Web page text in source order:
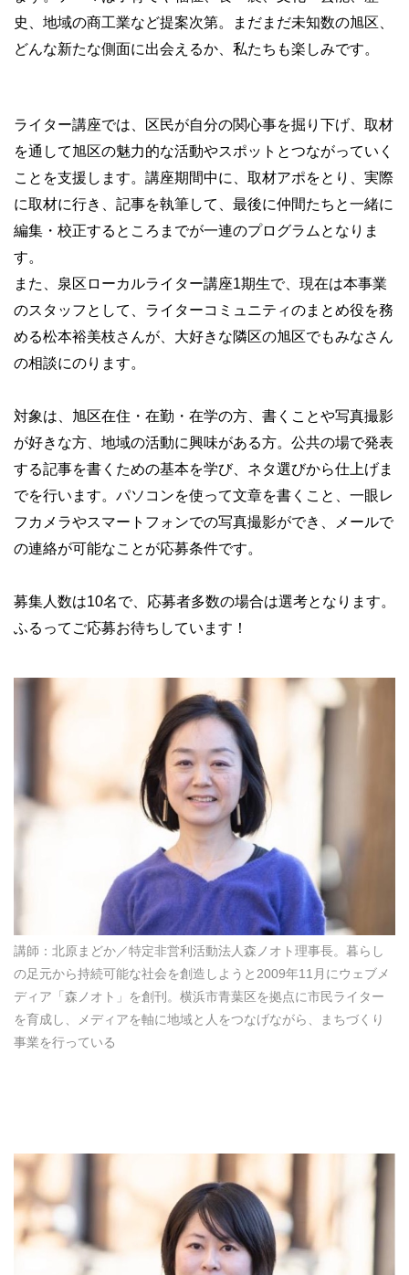
史、地域の商工業など提案次第。まだまだ未知数の旭区、
どんな新たな側面に出会えるか、私たちも楽しみです。
ライター講座では、区民が自分の関心事を掘り下げ、取材
を通して旭区の魅力的な活動やスポットとつながっていく
ことを支援します。講座期間中に、取材アポをとり、実際
に取材に行き、記事を執筆して、最後に仲間たちと一緒に
編集・校正するところまでが一連のプログラムとなりま
す。
また、泉区ローカルライター講座1期生で、現在は本事業
のスタッフとして、ライターコミュニティのまとめ役を務
める松本裕美枝さんが、大好きな隣区の旭区でもみなさん
の相談にのります。
対象は、旭区在住・在勤・在学の方、書くことや写真撮影
が好きな方、地域の活動に興味がある方。公共の場で発表
する記事を書くための基本を学び、ネタ選びから仕上げま
でを行います。パソコンを使って文章を書くこと、一眼レ
フカメラやスマートフォンでの写真撮影ができ、メールで
の連絡が可能なことが応募条件です。
募集人数は10名で、応募者多数の場合は選考となります。
ふるってご応募お待ちしています！
講師：北原まどか／特定非営利活動法人森ノオト理事長。暮らし
の足元から持続可能な社会を創造しようと2009年11月にウェブメ
ディア「森ノオト」を創刊。横浜市青葉区を拠点に市民ライター
を育成し、メディアを軸に地域と人をつなげながら、まちづくり
事業を行っている